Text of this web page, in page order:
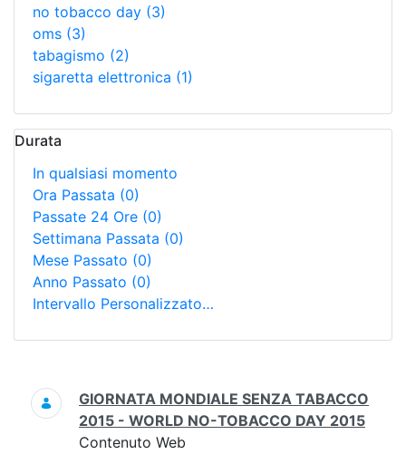
no tobacco day (3)
oms (3)
tabagismo (2)
sigaretta elettronica (1)
Durata
In qualsiasi momento
Ora Passata (0)
Passate 24 Ore (0)
Settimana Passata (0)
Mese Passato (0)
Anno Passato (0)
Intervallo Personalizzato…
Ricerca
GIORNATA MONDIALE SENZA TABACCO
2015 - WORLD NO-TOBACCO DAY 2015
Contenuto Web